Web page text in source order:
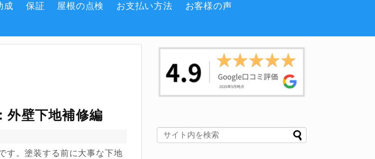
成 保証 屋根の点検 お支払い方法 お客様の声
外壁下地補修編
す。塗装する前に大事な下地